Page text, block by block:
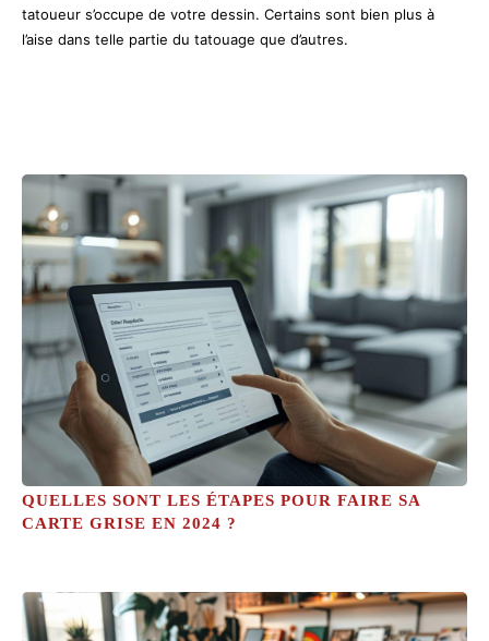
tatoueur s’occupe de votre dessin. Certains sont bien plus à
l’aise dans telle partie du tatouage que d’autres.
QUELLES SONT LES ÉTAPES POUR FAIRE SA
CARTE GRISE EN 2024 ?